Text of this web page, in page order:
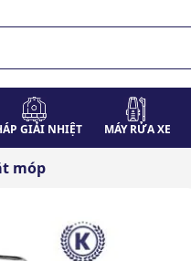
GIẢI NHIỆT MÁY RỬA XE
móp